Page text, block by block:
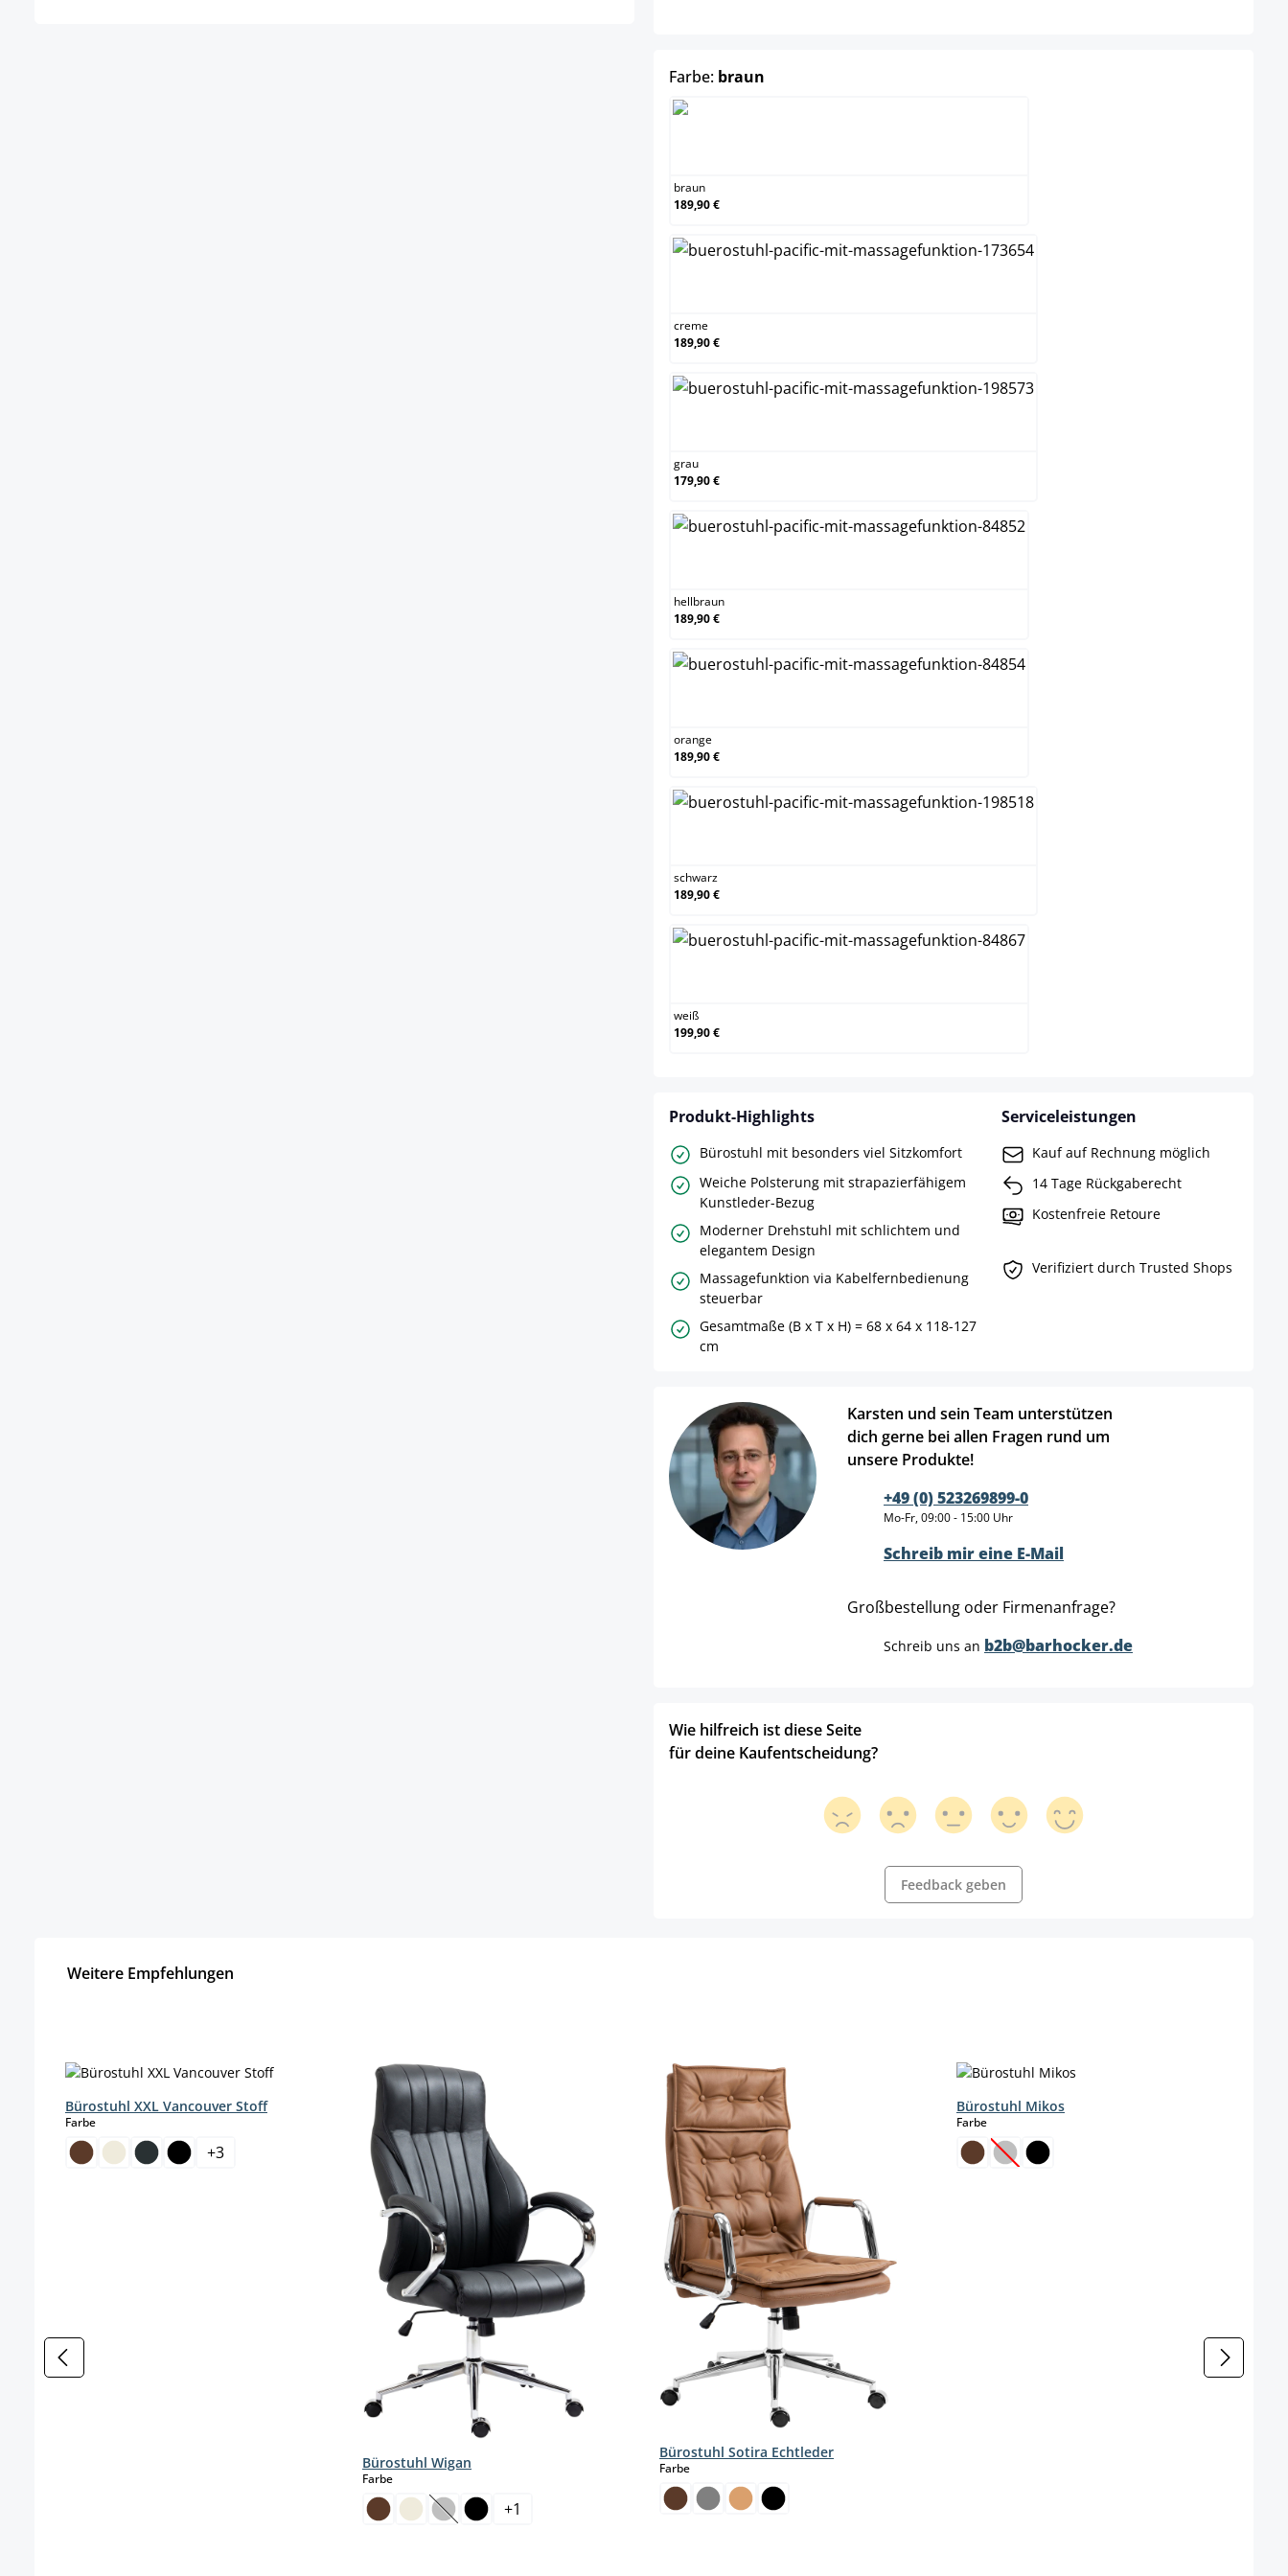
Farbe: braun
braun
189,90 €
creme
189,90 €
grau
179,90 €
hellbraun
189,90 €
orange
189,90 €
schwarz
189,90 €
weiß
199,90 €
Produkt-Highlights
Bürostuhl mit besonders viel Sitzkomfort
Weiche Polsterung mit strapazierfähigem
Kunstleder-Bezug
Moderner Drehstuhl mit schlichtem und
elegantem Design
Massagefunktion via Kabelfernbedienung
steuerbar
Gesamtmaße (B x T x H) = 68 x 64 x 118-127
cm
Serviceleistungen
Kauf auf Rechnung möglich
14 Tage Rückgaberecht
Kostenfreie Retoure
Verifiziert durch Trusted Shops
Karsten und sein Team unterstützen
dich gerne bei allen Fragen rund um
unsere Produkte!
+49 (0) 523269899-0
Mo-Fr, 09:00 - 15:00 Uhr
Schreib mir eine E-Mail
Großbestellung oder Firmenanfrage?
Schreib uns an b2b@barhocker.de
Wie hilfreich ist diese Seite
für deine Kaufentscheidung?
Feedback geben
Weitere Empfehlungen
Bürostuhl XXL Vancouver Stoff
Farbeauswählen
+3
Bürostuhl Wigan
Farbeauswählen
(Diese Option ist zurzeit nicht verfügbar.)
+1
Bürostuhl Sotira Echtleder
Farbeauswählen
Bürostuhl Mikos
Farbeauswählen
(Diese Option ist zurzeit nicht verfügbar.)